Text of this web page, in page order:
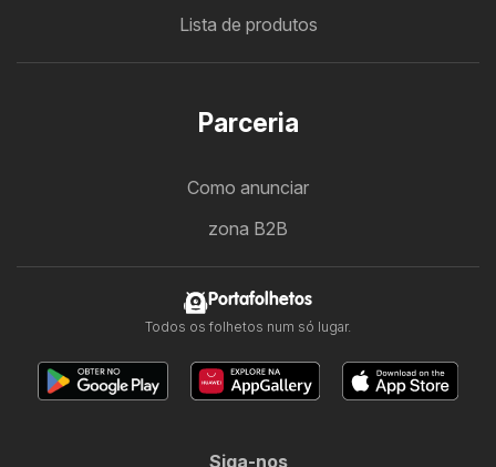
Lista de produtos
Parceria
Como anunciar
zona B2B
Portafolhetos
Todos os folhetos num só lugar.
Siga-nos